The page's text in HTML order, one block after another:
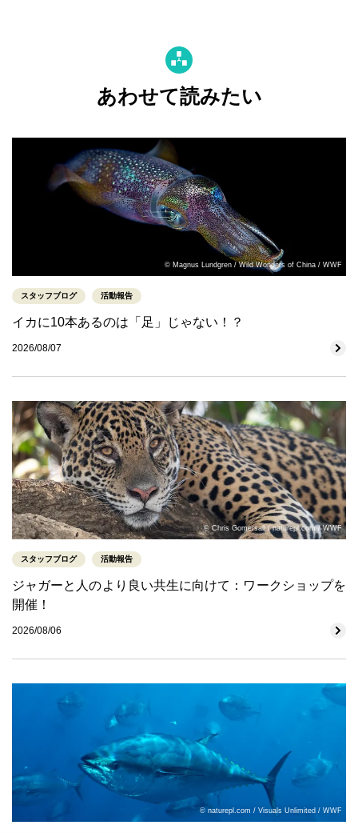
あわせて読みたい
© Magnus Lundgren / Wild Wonders of China / WWF
スタッフブログ 活動報告
イカに10本あるのは「足」じゃない！？
2026/08/07
© Chris Gomersall / naturepl.com / WWF
スタッフブログ 活動報告
ジャガーと人のより良い共生に向けて：ワークショップを
開催！
2026/08/06
© naturepl.com / Visuals Unlimited / WWF